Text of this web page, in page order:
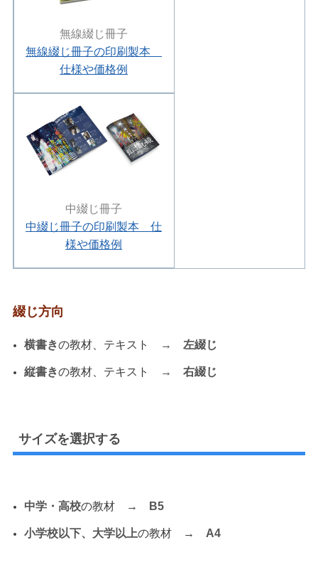
無線綴じ冊子
無線綴じ冊子の印刷製本
仕様や価格例
中綴じ冊子
中綴じ冊子の印刷製本 仕
様や価格例
綴じ方向
横書きの教材、テキスト → 左綴じ
縦書きの教材、テキスト → 右綴じ
サイズを選択する
中学・高校の教材 → B5
小学校以下、大学以上の教材 → A4